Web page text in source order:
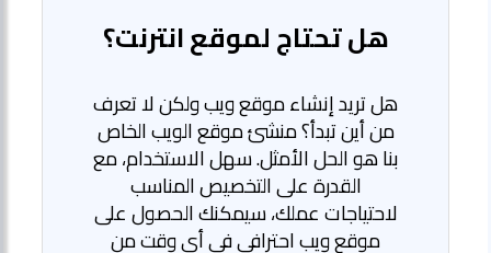
هل تحتاج لموقع انترنت؟
هل تريد إنشاء موقع ويب ولكن لا تعرف
من أين تبدأ؟ منشئ موقع الويب الخاص
بنا هو الحل الأمثل. سهل الاستخدام، مع
القدرة على التخصيص المناسب
لاحتياجات عملك، سيمكنك الحصول على
موقع ويب احترافي في أي وقت من